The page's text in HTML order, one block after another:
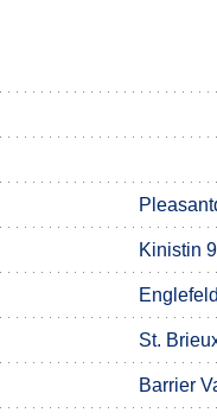
Kinistin
Englefeld
St.
Barrier